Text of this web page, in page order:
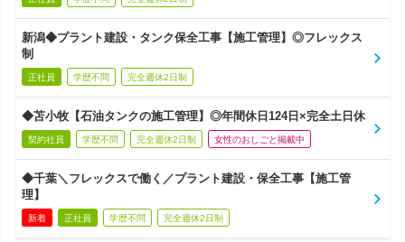
新潟◆プラント建設・タンク保全工事【施工管理】◎フレックス
制
正社員 学歴不問 完全週休2日制
◆苫小牧【石油タンクの施工管理】◎年間休日124日×完全土日休
契約社員 学歴不問 完全週休2日制 女性のおしごと掲載中
◆千葉＼フレックスで働く／プラント建設・保全工事【施工管
理】
新着 正社員 学歴不問 完全週休2日制